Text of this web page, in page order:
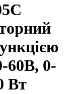
60В, 0-
Вт